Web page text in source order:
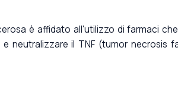
è affidato all'utilizzo di farmaci
neutralizzare il TNF (tumor necrosis